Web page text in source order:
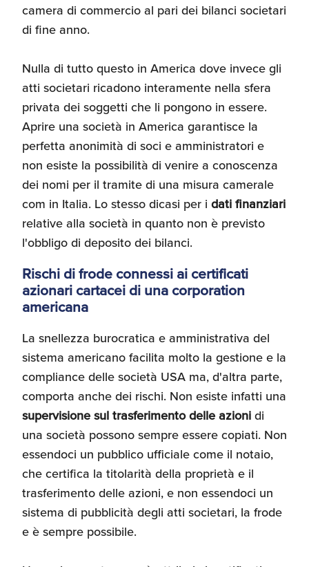
camera di commercio al pari dei bilanci societari
di fine anno.
Nulla di tutto questo in America dove invece gli
atti societari ricadono interamente nella sfera
privata dei soggetti che li pongono in essere.
Aprire una società in America garantisce la
perfetta anonimità di soci e amministratori e
non esiste la possibilità di venire a conoscenza
dei nomi per il tramite di una misura camerale
com in Italia. Lo stesso dicasi per i dati finanziari
relative alla società in quanto non è previsto
l'obbligo di deposito dei bilanci.
Rischi di frode connessi ai certificati
azionari cartacei di una corporation
americana
La snellezza burocratica e amministrativa del
sistema americano facilita molto la gestione e la
compliance delle società USA ma, d'altra parte,
comporta anche dei rischi. Non esiste infatti una
supervisione sul trasferimento delle azioni di
una società possono sempre essere copiati. Non
essendoci un pubblico ufficiale come il notaio,
che certifica la titolarità della proprietà e il
trasferimento delle azioni, e non essendoci un
sistema di pubblicità degli atti societari, la frode
e è sempre possibile.